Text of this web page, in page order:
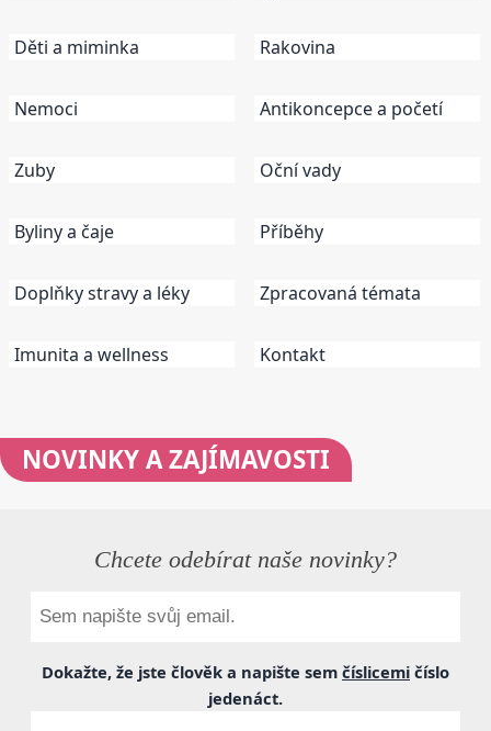
Děti a miminka
Nemoci
Zuby
Byliny a čaje
Doplňky stravy a léky
Imunita a wellness
Rakovina
Antikoncepce a početí
Oční vady
Příběhy
Zpracovaná témata
Kontakt
NOVINKYA ZAJÍMAVOSTI
Chcete odebírat naše novinky?
Dokažte, že jste člověk a napište sem číslicemi číslo
jedenáct.